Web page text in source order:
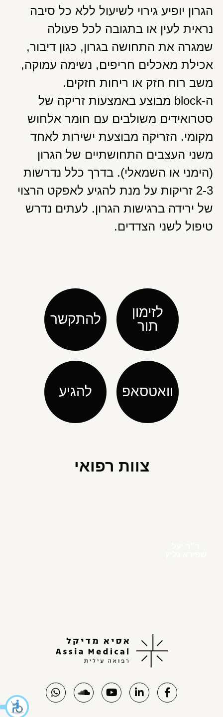
הגרון יופיע גירוי לשיעול ללא כל סיבה
נראית לעין או בתגובה לכל פעולה
שמגרה את התחושה בגרון, כגון דיבור,
אכילת מאכלים חריפים, נשימה עמוקה,
משב רוח חזק או ריחות חזקים.
ה-block מבוצע באמצעות זריקה של
סטרואידים משולבים עם חומר אלחוש
מקומי. הזריקה מבוצעת ישירות לאחד
משני העצבים התחושתיים של הגרון
(הימני או השמאלי). בדרך כלל נדרשות
2-3 זריקות על מנת להגיע לאפקט הרצוי
של ירידה ברגישות הגרון. לעתים נדרש
טיפול לשני הצדדים.
לזימון
תור
להתקשר
וואטסאפ להגיע
צוות רפואי